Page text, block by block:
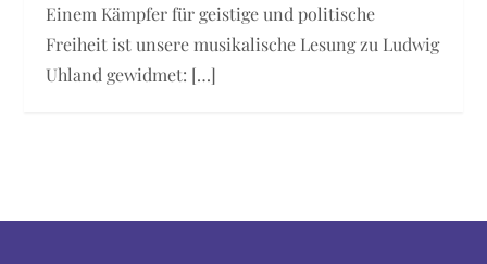
Einem Kämpfer für geistige und politische
Freiheit ist unsere musikalische Lesung zu Ludwig
Uhland gewidmet: […]